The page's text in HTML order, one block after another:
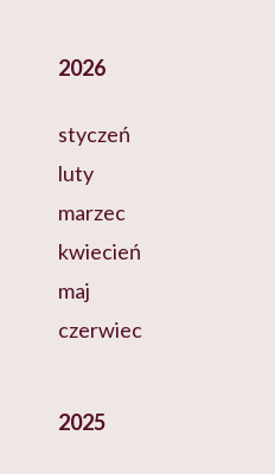
2026
styczeń
luty
marzec
kwiecień
maj
czerwiec
2025